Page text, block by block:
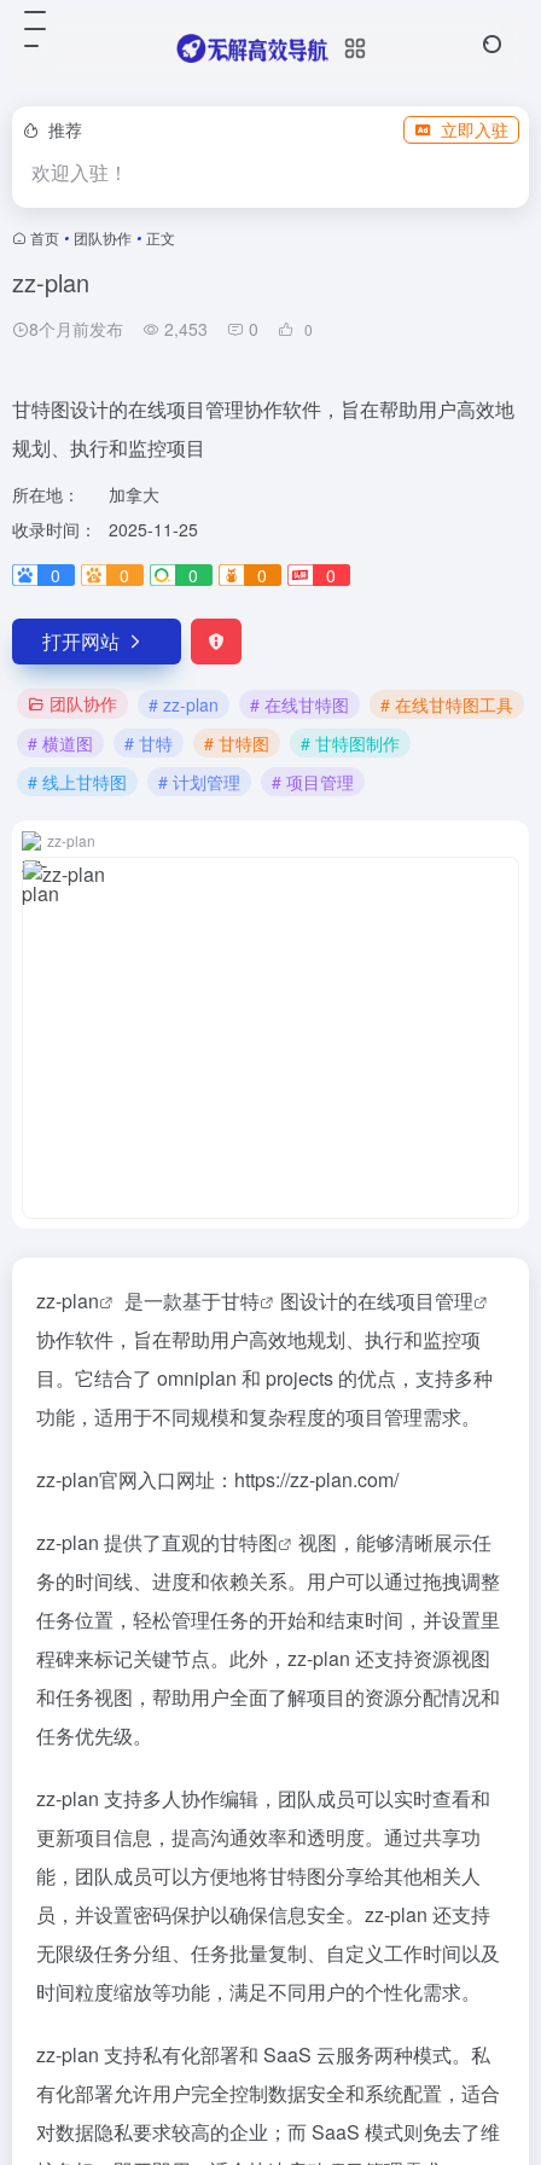
推荐 立即入驻
欢迎入驻！
首页 • 团队协作 • 正文
zz-plan
8个月前发布 2,453 0 0
甘特图设计的在线项目管理协作软件，旨在帮助用户高效地
规划、执行和监控项目
所在地：
加拿大
收录时间：
2025-11-25
0
0 0 0 0
打开网站
团队协作 # zz-plan # 在线甘特图
# 在线甘特图工具
# 横道图
# 甘特 # 甘特图
# 甘特图制作
# 线上甘特图
# 计划管理 # 项目管理
zz-plan
zz-plan 是一款基于甘特 图设计的在线项目管理
协作软件，旨在帮助用户高效地规划、执行和监控项
目。它结合了 omniplan 和 projects 的优点，支持多种
功能，适用于不同规模和复杂程度的项目管理需求。
zz-plan官网入口网址：https://zz-plan.com/
zz-plan 提供了直观的甘特图
视图，能够清晰展示任
务的时间线、进度和依赖关系。用户可以通过拖拽调整
任务位置，轻松管理任务的开始和结束时间，并设置里
程碑来标记关键节点。此外，zz-plan 还支持资源视图
和任务视图，帮助用户全面了解项目的资源分配情况和
任务优先级。
zz-plan 支持多人协作编辑，团队成员可以实时查看和
更新项目信息，提高沟通效率和透明度。通过共享功
能，团队成员可以方便地将甘特图分享给其他相关人
员，并设置密码保护以确保信息安全。zz-plan 还支持
无限级任务分组、任务批量复制、自定义工作时间以及
时间粒度缩放等功能，满足不同用户的个性化需求。
zz-plan 支持私有化部署和 SaaS 云服务两种模式。私
有化部署允许用户完全控制数据安全和系统配置，适合
对数据隐私要求较高的企业；而 SaaS 模式则免去了维